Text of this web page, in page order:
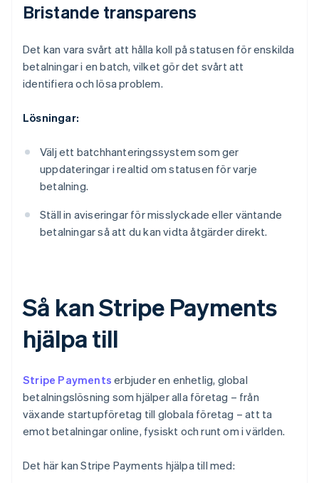
Bristande transparens
Det kan vara svårt att hålla koll på statusen för enskilda
betalningar i en batch, vilket gör det svårt att
identifiera och lösa problem.
Lösningar:
Välj ett batchhanteringssystem som ger
uppdateringar i realtid om statusen för varje
betalning.
Ställ in aviseringar för misslyckade eller väntande
betalningar så att du kan vidta åtgärder direkt.
Så kan Stripe Payments
hjälpa till
Stripe Payments erbjuder en enhetlig, global
betalningslösning som hjälper alla företag – från
växande startupföretag till globala företag – att ta
emot betalningar online, fysiskt och runt om i världen.
Det här kan Stripe Payments hjälpa till med: